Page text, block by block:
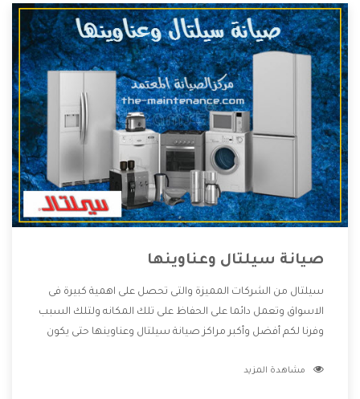
وأقوى الأسعار التى تكون مناسبة لكثير من العملاء
صيانة سيلتال وعناوينها
سيلتال من الشركات المميزة والتى تحصل على اهمية كبيرة فى
الاسواق وتعمل دائما على الحفاظ على تلك المكانه ولتلك السبب
وفرنا لكم أفضل وأكبر مراكز صيانة سيلتال وعناوينها حتى يكون
دون اى ازعاج كما أننا نهتم بكل ما يحتاجه المستهلك لكى نحافظ
مشاهدة المزيد